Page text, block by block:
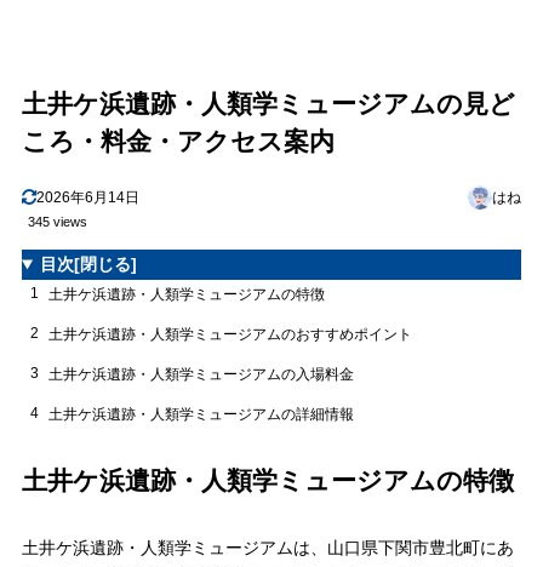
土井ケ浜遺跡・人類学ミュージアムの見ど
ころ・料金・アクセス案内
2026年6月14日 はね
345 views
目次[閉じる]
1 土井ケ浜遺跡・人類学ミュージアムの特徴
2 土井ケ浜遺跡・人類学ミュージアムのおすすめポイント
3 土井ケ浜遺跡・人類学ミュージアムの入場料金
4 土井ケ浜遺跡・人類学ミュージアムの詳細情報
土井ケ浜遺跡・人類学ミュージアムの特徴
土井ケ浜遺跡・人類学ミュージアムは、山口県下関市豊北町にあ